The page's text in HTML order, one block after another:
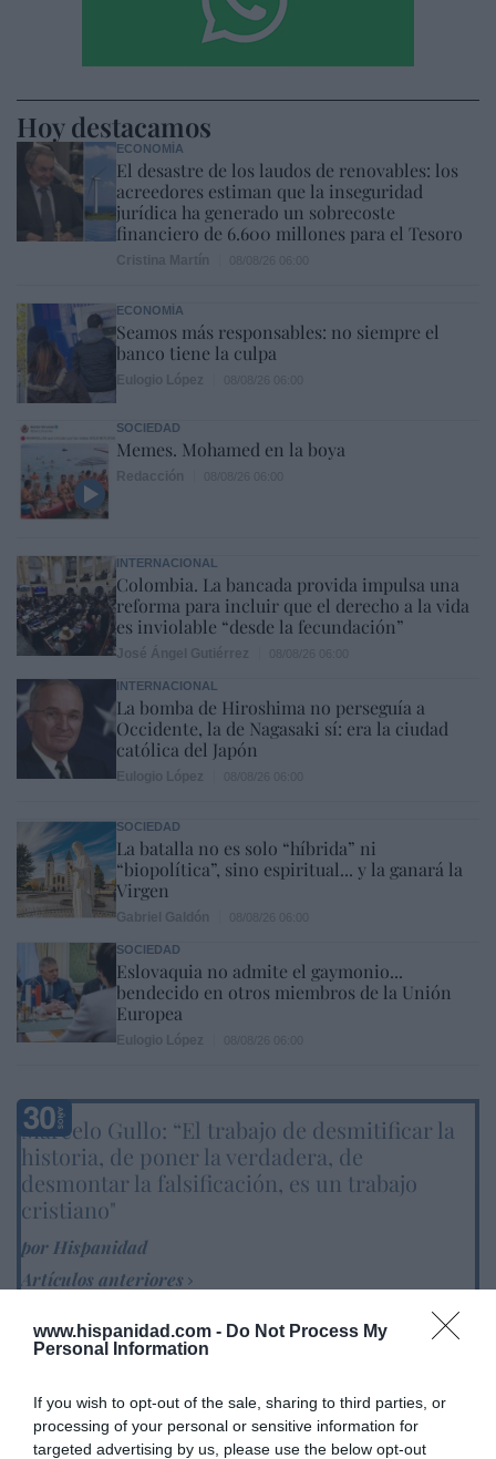
www.hispanidad.com - Do Not Process My
Personal Information
If you wish to opt-out of the sale, sharing to third parties, or
processing of your personal or sensitive information for
targeted advertising by us, please use the below opt-out
Hoy destacamos
ECONOMÍA
El desastre de los laudos de renovables: los
acreedores estiman que la inseguridad
jurídica ha generado un sobrecoste
financiero de 6.600 millones para el Tesoro
ECONOMÍA
Seamos más responsables: no siempre el
banco tiene la culpa
SOCIEDAD
Memes. Mohamed en la boya
INTERNACIONAL
Colombia. La bancada provida impulsa una
reforma para incluir que el derecho a la vida
es inviolable “desde la fecundación”
INTERNACIONAL
La bomba de Hiroshima no perseguía a
Occidente, la de Nagasaki sí: era la ciudad
católica del Japón
SOCIEDAD
La batalla no es solo “híbrida” ni
“biopolítica”, sino espiritual... y la ganará la
Virgen
SOCIEDAD
Eslovaquia no admite el gaymonio...
bendecido en otros miembros de la Unión
Europea
Marcelo Gullo: “El trabajo de desmitificar la
historia, de poner la verdadera, de
desmontar la falsificación, es un trabajo
cristiano"
por Hispanidad
Artículos anteriores
DIARIO DE LA CORRUPCIÓN SANCHISTA
Oír se manifiesta delante de La Mareta:
“Pedro Sánchez es un criminal”